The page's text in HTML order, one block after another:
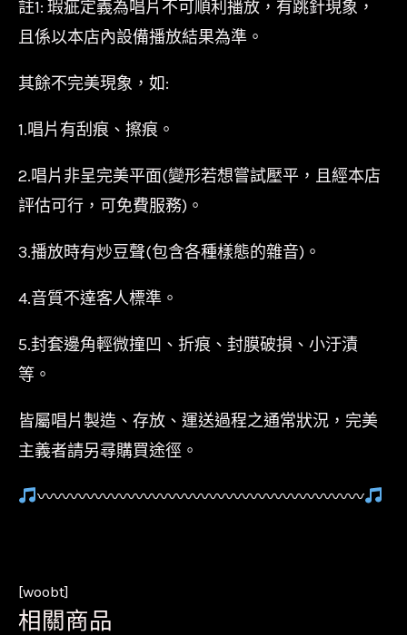
註1: 瑕疵定義為唱片不可順利播放，有跳針現象，
且係以本店內設備播放結果為準。
其餘不完美現象，如:
1.唱片有刮痕、擦痕。
2.唱片非呈完美平面(變形若想嘗試壓平，且經本店
評估可行，可免費服務)。
3.播放時有炒豆聲(包含各種樣態的雜音)。
4.音質不達客人標準。
5.封套邊角輕微撞凹、折痕、封膜破損、小汙漬
等。
皆屬唱片製造、存放、運送過程之通常狀況，完美
主義者請另尋購買途徑。
〰〰〰〰〰〰〰〰〰〰〰〰〰〰〰〰〰〰〰〰
[woobt]
相關商品